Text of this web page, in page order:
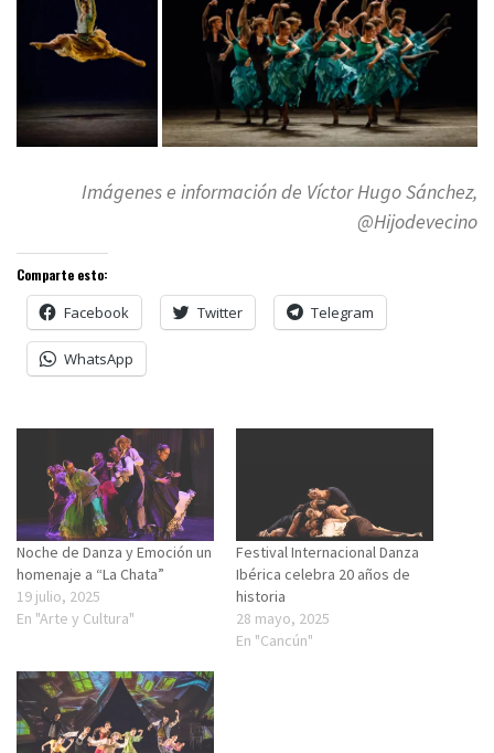
Imágenes e información de Víctor Hugo Sánchez,
@Hijodevecino
Comparte esto:
Facebook Twitter Telegram
WhatsApp
Noche de Danza y Emoción un
homenaje a “La Chata”
19 julio, 2025
En "Arte y Cultura"
Festival Internacional Danza
Ibérica celebra 20 años de
historia
28 mayo, 2025
En "Cancún"